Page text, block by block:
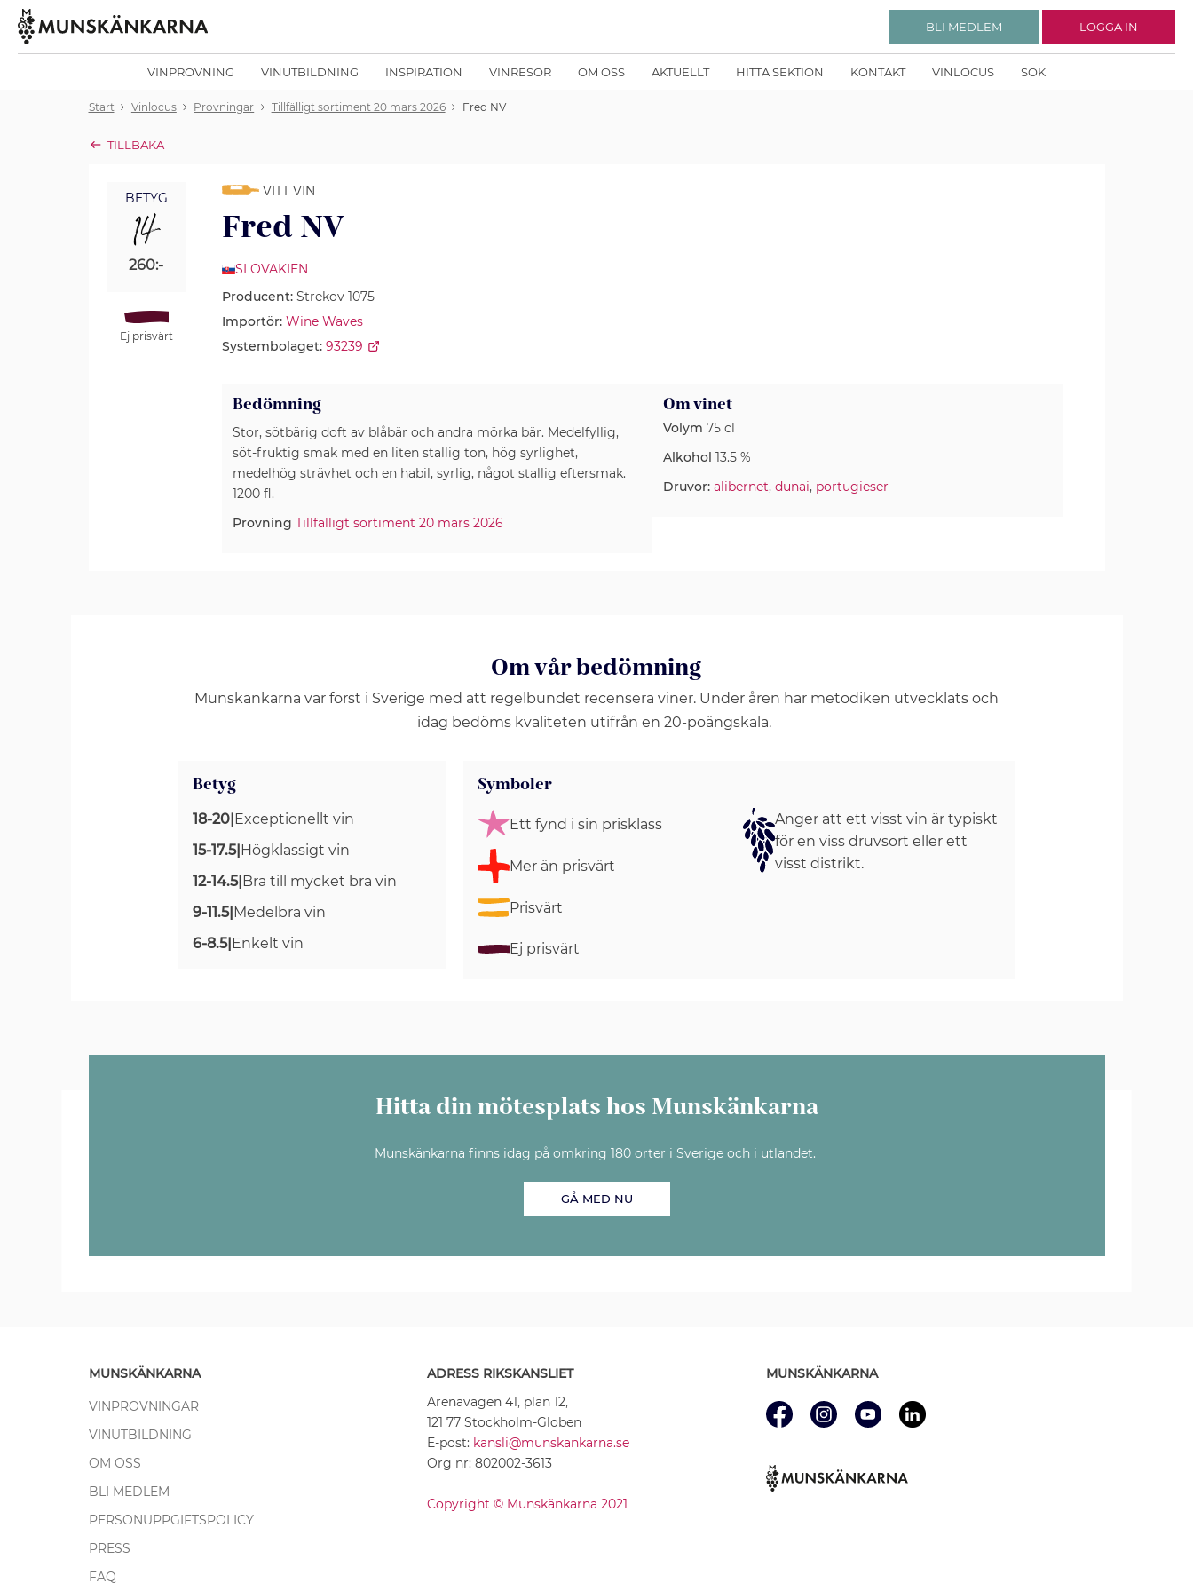
VINPROVNING VINUTBILDNING INSPIRATION VINRESOR OM OSS AKTUELLT HITTA SEKTION KONTAKT VINLOCUS SÖK
BLI MEDLEM LOGGA IN
Start Vinlocus Provningar Tillfälligt sortiment 20 mars 2026 Fred NV
TILLBAKA
BETYG
14
260:-
Ej prisvärt
VITT VIN
Fred NV
SLOVAKIEN
Producent:Strekov 1075
Importör: Wine Waves
Systembolaget: 93239
Bedömning
Stor, sötbärig doft av blåbär och andra mörka bär. Medelfyllig,
söt-fruktig smak med en liten stallig ton, hög syrlighet,
medelhög strävhet och en habil, syrlig, något stallig eftersmak.
1200 fl.
Provning Tillfälligt sortiment 20 mars 2026
Om vinet
Volym 75 cl
Alkohol 13.5 %
Druvor: alibernet, dunai, portugieser
Om vår bedömning
Munskänkarna var först i Sverige med att regelbundet recensera viner. Under åren har metodiken utvecklats och
idag bedöms kvaliteten utifrån en 20-poängskala.
Betyg
18-20|Exceptionellt vin
15-17.5|Högklassigt vin
12-14.5|Bra till mycket bra vin
9-11.5|Medelbra vin
6-8.5|Enkelt vin
Symboler
Ett fynd i sin prisklass
Mer än prisvärt
Prisvärt
Ej prisvärt
Anger att ett visst vin är typiskt
för en viss druvsort eller ett
visst distrikt.
Hitta din mötesplats hos Munskänkarna
Munskänkarna finns idag på omkring 180 orter i Sverige och i utlandet.
GÅ MED NU
MUNSKÄNKARNA
VINPROVNINGAR
VINUTBILDNING
OM OSS
BLI MEDLEM
PERSONUPPGIFTSPOLICY
PRESS
FAQ
ADRESS RIKSKANSLIET
Arenavägen 41, plan 12,
121 77 Stockholm-Globen
E-post: kansli@munskankarna.se
Org nr: 802002-3613
Copyright © Munskänkarna 2021
MUNSKÄNKARNA